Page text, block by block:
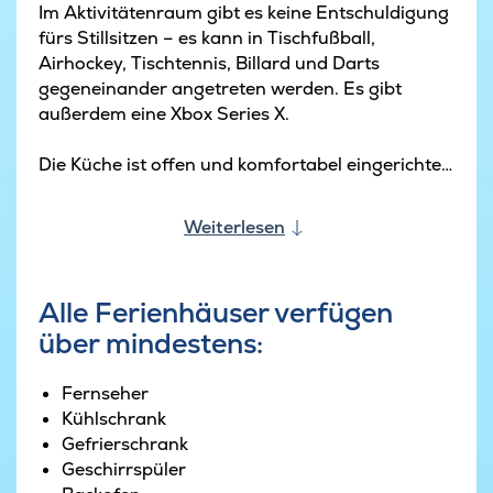
Im Aktivitätenraum gibt es keine Entschuldigung
fürs Stillsitzen – es kann in Tischfußball,
Airhockey, Tischtennis, Billard und Darts
gegeneinander angetreten werden. Es gibt
außerdem eine Xbox Series X.
Die Küche ist offen und komfortabel eingerichtet.
ausreichend Platz für viele Köche und deren
optimale Umgebung, um die dänische Sonne
und die langen Sommerabende in vollen Zügen
das Haus umgibt, ist mit Trampolin und
Spielturm auch an die kleinsten Gäste gedacht.
Weiterlesen
Alle Ferienhäuser verfügen
über mindestens:
Fernseher
Kühlschrank
Gefrierschrank
Geschirrspüler